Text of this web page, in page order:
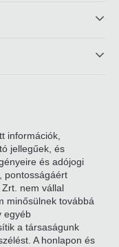
információk,
jellegűek, és
és adójogi
pontosságáért
nem vállal
minősülnek továbbá
egyéb
a társaságunk
A honlapon és